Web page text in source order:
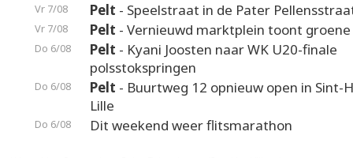
Vr 7/08 Pelt - Speelstraat in de Pater
Vr 7/08 Pelt - Vernieuwd marktplein toont
Do 6/08 Pelt - Kyani Joosten naar WK U20-finale
polsstokspringen
Do 6/08 Pelt - Buurtweg 12 opnieuw open in Sint-
Lille
Do 6/08 Dit weekend weer flitsmarathon